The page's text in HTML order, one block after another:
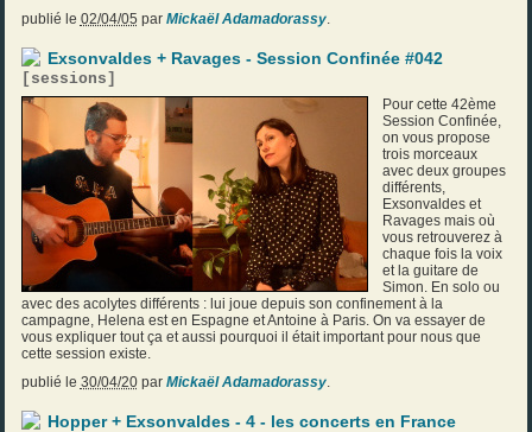
publié le 02/04/05 par Mickaël Adamadorassy.
Exsonvaldes + Ravages - Session Confinée #042
[ sessions ]
Pour cette 42ème
Session Confinée,
on vous propose
trois morceaux
avec deux groupes
différents,
Exsonvaldes et
Ravages mais où
vous retrouverez à
chaque fois la voix
et la guitare de
Simon. En solo ou
avec des acolytes différents : lui joue depuis son confinement à la
campagne, Helena est en Espagne et Antoine à Paris. On va essayer de
vous expliquer tout ça et aussi pourquoi il était important pour nous que
cette session existe.
publié le 30/04/20par Mickaël Adamadorassy.
Hopper + Exsonvaldes - 4 - les concerts en France